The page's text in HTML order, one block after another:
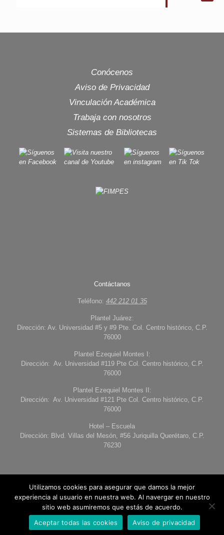
Conócenos
Aviso de Privacidad
Vinculación Académica
Trabaja con nosotros
Sistemas de Bibliotecas
Contáctanos
Teléfono: 442 212 01 35
Plantel Juárez:
Dirección: Av. Universidad #5 y #9 Pte. Col. Centro histórico, C.P.
76000
Plantel Ezequiel Montes I:
Dirección: Av. Universidad #119 Pte Col. Centro histórico, C.P.
76000
Plantel Ezequiel Montes II:
Dirección: Av. Universidad #121 Pte Col. Centro histórico, C.P.
76000
Hotel – Escuela
Dirección: Blvd. Villas del Mesón, #56 Juriquilla Querétaro, C.P.
76230
© 2026 Universidad de Londres Querétaro. Todos los derechos
reservados
Utilizamos cookies para asegurar que damos la mejor
experiencia al usuario en nuestra web. Al navergar en nuestro
sitio web asumiremos que estás de acuerdo.
Aceptar todas las cookies
Aviso de privacidad